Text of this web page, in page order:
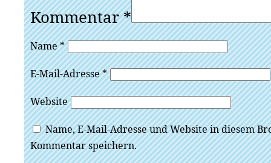
Kommentar*
Name*
E-Mail-Adresse*
Website
Name, E-Mail-Adresse und Website in diesem
Kommentar speichern.